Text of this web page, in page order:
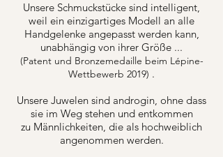
Unsere Schmuckstücke sind intelligent,
weil ein einzigartiges Modell an alle
Handgelenke angepasst werden kann,
unabhängig von ihrer Größe ...
(Patent und Bronzemedaille beim Lépine-
Wettbewerb 2019) .
Unsere Juwelen sind androgin, ohne dass
sie im Weg stehen und entkommen
zu Männlichkeiten, die als hochweiblich
angenommen werden.